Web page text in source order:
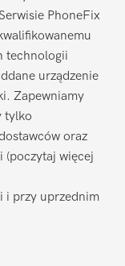
PhoneFix
technologii
urządzenie
Zapewniamy
tylko
oraz
(poczytaj więcej
i przy uprzednim